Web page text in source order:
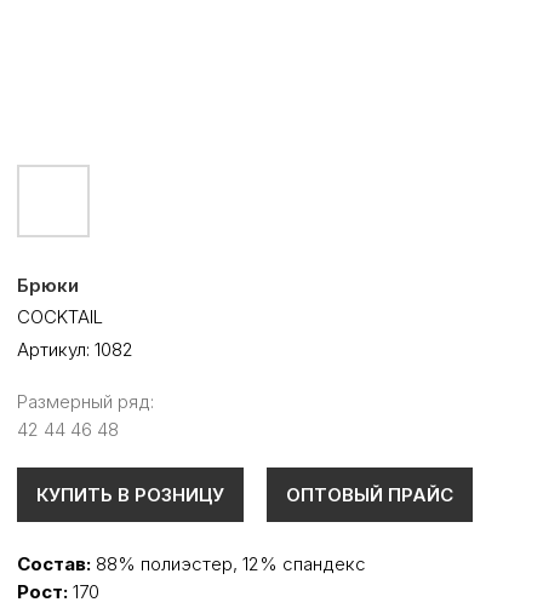
Брюки
COCKTAIL
Артикул: 1082
Размерный ряд:
42 44 46 48
КУПИТЬ В РОЗНИЦУ ОПТОВЫЙ ПРАЙС
Состав: 88% полиэстер, 12% спандекс
Рост: 170